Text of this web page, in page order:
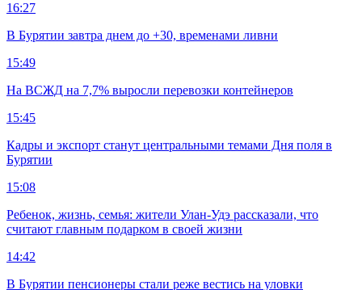
16:27
В Бурятии завтра днем до +30, временами ливни
15:49
На ВСЖД на 7,7% выросли перевозки контейнеров
15:45
Кадры и экспорт станут центральными темами Дня поля в
Бурятии
15:08
Ребенок, жизнь, семья: жители Улан-Удэ рассказали, что
считают главным подарком в своей жизни
14:42
В Бурятии пенсионеры стали реже вестись на уловки